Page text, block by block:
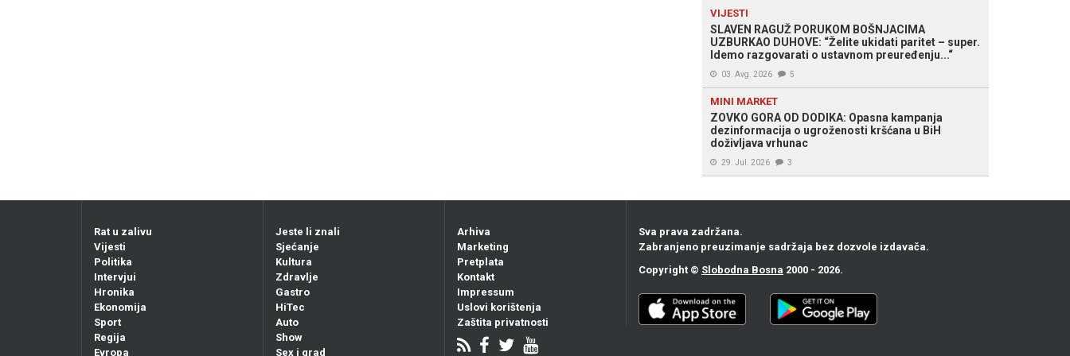
VIJESTI
SLAVEN RAGUŽ PORUKOM BOŠNJACIMA
UZBURKAO DUHOVE: “Želite ukidati paritet – super.
Idemo razgovarati o ustavnom preuređenju...“
03. Avg. 2026 5
MINI MARKET
ZOVKO GORA OD DODIKA: Opasna kampanja
dezinformacija o ugroženosti kršćana u BiH
doživljava vrhunac
29. Jul. 2026 3
Rat u zalivu
Vijesti
Politika
Intervjui
Hronika
Ekonomija
Sport
Regija
Evropa
Jeste li znali
Sjećanje
Kultura
Zdravlje
Gastro
HiTec
Auto
Show
Sex i grad
Arhiva
Marketing
Pretplata
Kontakt
Impressum
Uslovi korištenja
Zaštita privatnosti
Sva prava zadržana.
Zabranjeno preuzimanje sadržaja bez dozvole izdavača.
Copyright © Slobodna Bosna 2000 - 2026.